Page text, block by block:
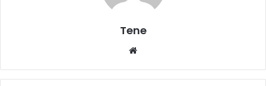
Tene
Website